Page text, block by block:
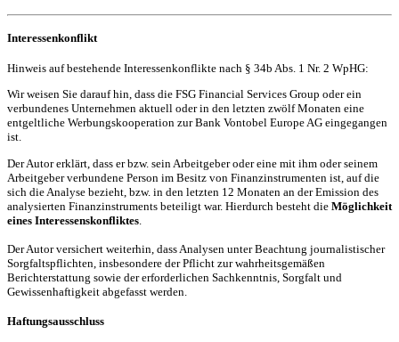
Interessenkonflikt
Hinweis auf bestehende Interessenkonflikte nach § 34b Abs. 1 Nr. 2 WpHG:
Wir weisen Sie darauf hin, dass die FSG Financial Services Group oder ein
verbundenes Unternehmen aktuell oder in den letzten zwölf Monaten eine
entgeltliche Werbungskooperation zur Bank Vontobel Europe AG eingegangen
ist.
Der Autor erklärt, dass er bzw. sein Arbeitgeber oder eine mit ihm oder seinem
Arbeitgeber verbundene Person im Besitz von Finanzinstrumenten ist, auf die
sich die Analyse bezieht, bzw. in den letzten 12 Monaten an der Emission des
analysierten Finanzinstruments beteiligt war. Hierdurch besteht die Möglichkeit
eines Interessenskonfliktes
Der Autor versichert weiterhin, dass Analysen unter Beachtung journalistischer
Sorgfaltspflichten, insbesondere der Pflicht zur wahrheitsgemäßen
Berichterstattung sowie der erforderlichen Sachkenntnis, Sorgfalt und
Gewissenhaftigkeit abgefasst werden.
Haftungsausschluss